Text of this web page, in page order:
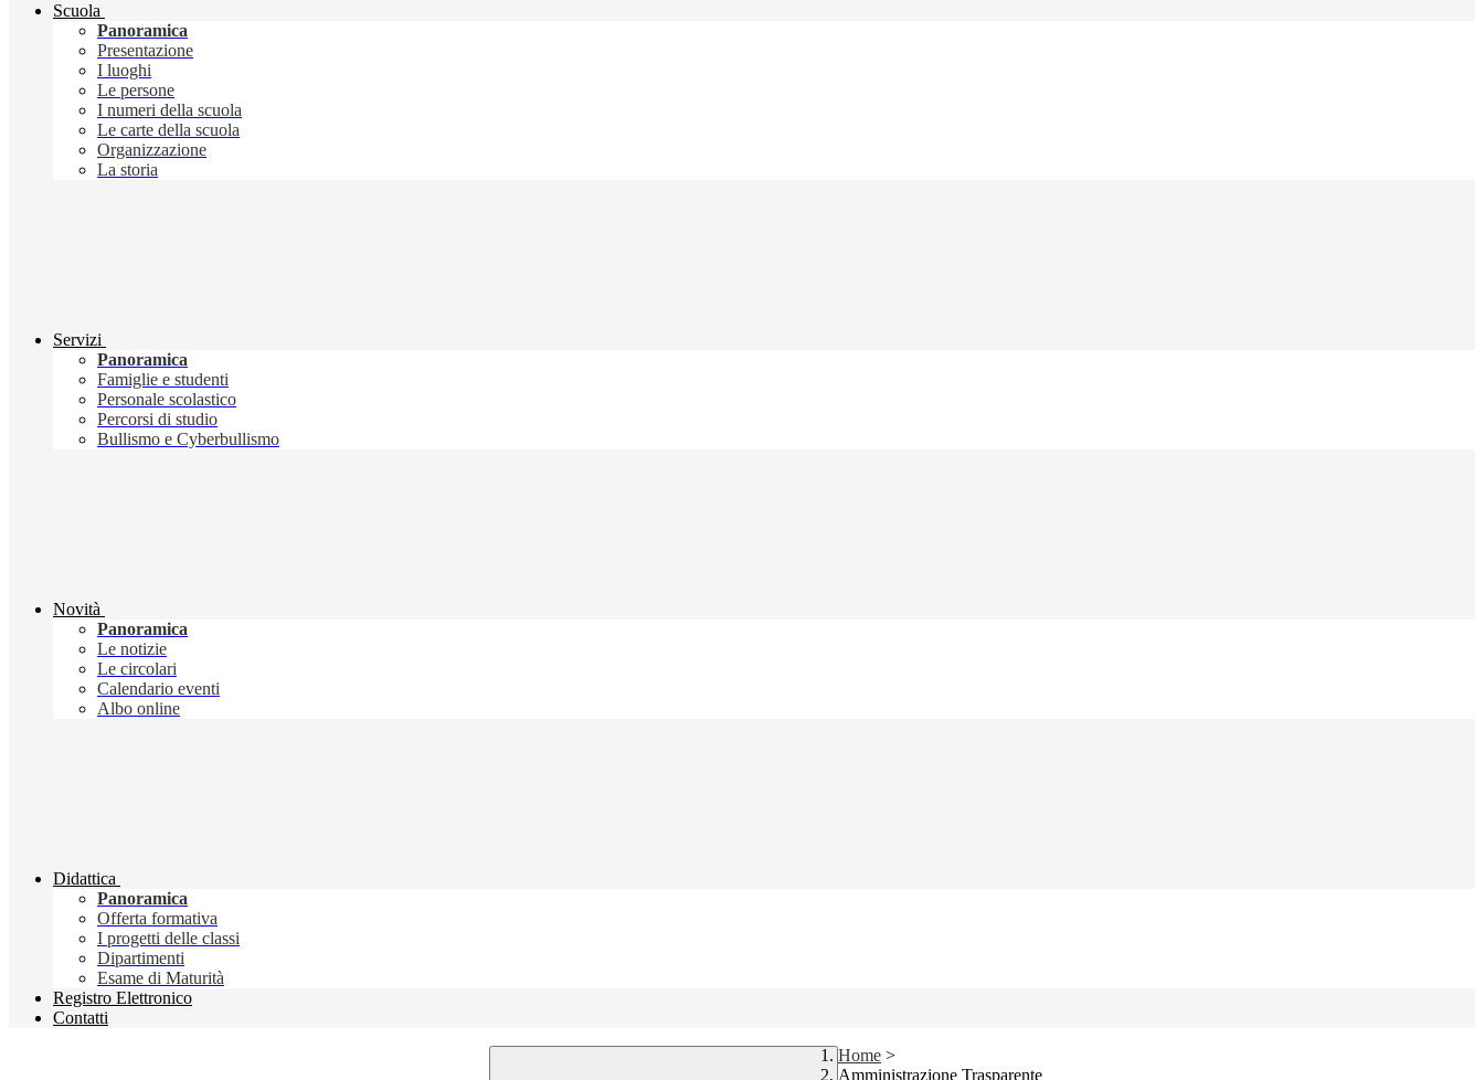
Scuola
Panoramica
Presentazione
I luoghi
Le persone
I numeri della scuola
Le carte della scuola
Organizzazione
La storia
Servizi
Panoramica
Famiglie e studenti
Personale scolastico
Percorsi di studio
Bullismo e Cyberbullismo
Novità
Panoramica
Le notizie
Le circolari
Calendario eventi
Albo online
Didattica
Panoramica
Offerta formativa
I progetti delle classi
Dipartimenti
Esame di Maturità
Registro Elettronico
Contatti
Home >
Amministrazione Trasparente